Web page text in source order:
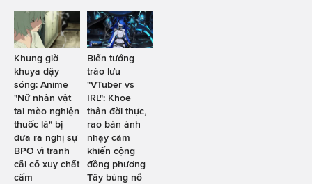
Khung giờ
khuya dậy
sóng: Anime
"Nữ nhân vật
tai mèo nghiện
thuốc lá" bị
đưa ra nghị sự
BPO vì tranh
cãi cổ xuy chất
cấm
Biến tướng
trào lưu
"VTuber vs
IRL": Khoe
thân đời thực,
rao bán ảnh
nhạy cảm
khiến cộng
đồng phương
Tây bùng nổ